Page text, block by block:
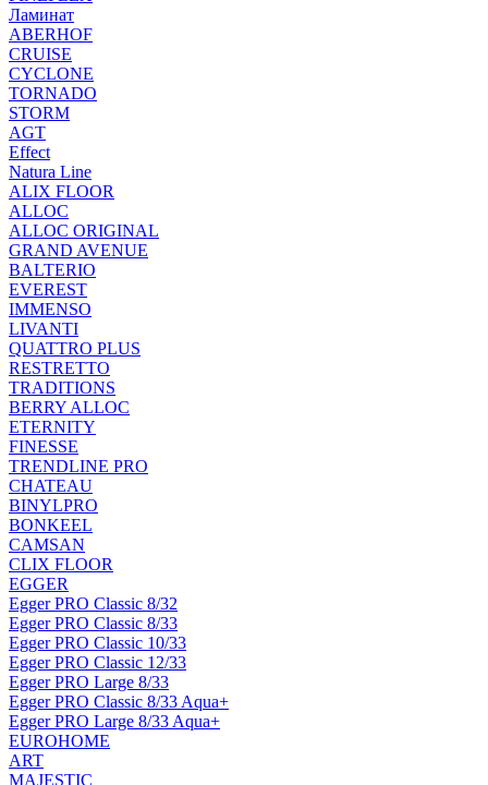
Ламинат
ABERHOF
CRUISE
CYCLONE
TORNADO
STORM
AGT
Effect
Natura Line
ALIX FLOOR
ALLOC
ALLOC ORIGINAL
GRAND AVENUE
BALTERIO
EVEREST
IMMENSO
LIVANTI
QUATTRO PLUS
RESTRETTO
TRADITIONS
BERRY ALLOC
ETERNITY
FINESSE
TRENDLINE PRO
CHATEAU
BINYLPRO
BONKEEL
CAMSAN
CLIX FLOOR
EGGER
Egger PRO Classic 8/32
Egger PRO Classic 8/33
Egger PRO Classic 10/33
Egger PRO Classic 12/33
Egger PRO Large 8/33
Egger PRO Classic 8/33 Aqua+
Egger PRO Large 8/33 Aqua+
EUROHOME
ART
MAJESTIC